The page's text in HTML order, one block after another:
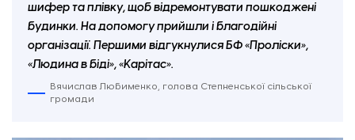
Директорка Лежинської гімназії Олена Кучеренко
шифер та плівку, щоб відремонтувати пошкоджені
будинки. На допомогу прийшли і благодійні
організації. Першими відгукнулися БФ«Проліски»,
«Людина в біді»,«Карітас».
Вячислав Любименко, голова Степненської сільської
громади